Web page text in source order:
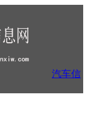
汽车信